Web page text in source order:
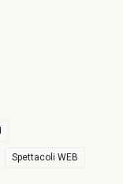
Spettacoli WEB